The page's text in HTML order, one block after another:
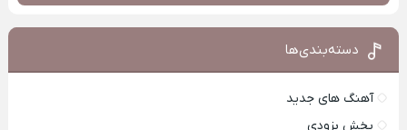
دسته‌بندی‌ها
آهنگ های جدید
پخش بزودی